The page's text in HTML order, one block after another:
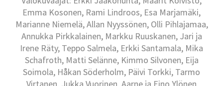
Emma Kosonen, Rami Lindroos, Esa Marjamäki,
Marianne Niemelä, Allan Nyyssönen, Olli Pihlajamaa,
Annukka Pirkkalainen, Markku Ruuskanen, Jari ja
Irene Räty, Teppo Salmela, Erkki Santamala, Mika
Schafroth, Matti Selänne, Kimmo Silvonen, Eija
Soimola, Håkan Söderholm, Päivi Torkki, Tarmo